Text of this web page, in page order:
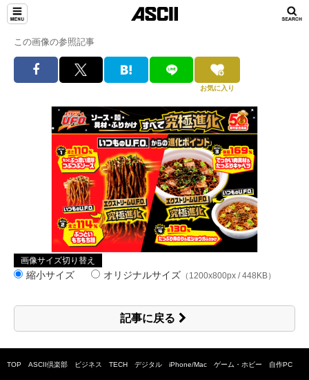
この画像の参照記事
お気に入り
画像サイズ切り替え
縮小サイズ オリジナルサイズ （1200x800px / 448KB）
記事に戻る
TOP ASCII倶楽部 ビジネス TECH デジタル iPhone/Mac ゲーム・ホビー 自作PC